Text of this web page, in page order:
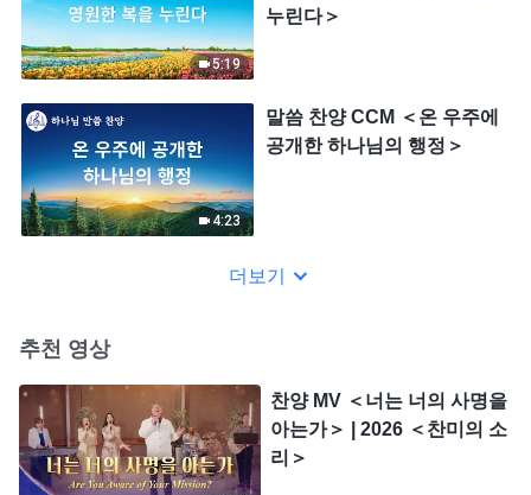
5:19
누린다＞
4:23
말씀 찬양 CCM ＜온 우주에
공개한 하나님의 행정＞
더보기
추천 영상
찬양 MV ＜너는 너의 사명을
아는가＞ | 2026 ＜찬미의 소
리＞